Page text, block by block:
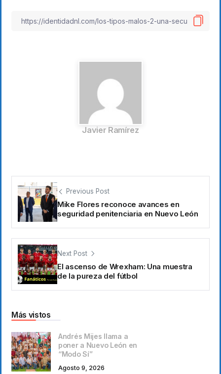
Javier Ramírez
Previous Post
Mike Flores reconoce avances en
seguridad penitenciaria en Nuevo León
Next Post
El ascenso de Wrexham: Una muestra
de la pureza del fútbol
Más vistos
Andrés Mijes llama a
poner a Nuevo León en
“Modo Sí”
Agosto 9, 2026